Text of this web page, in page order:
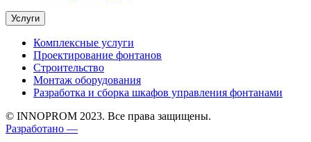
Услуги
Комплексные услуги
Проектирование фонтанов
Строительство
Монтаж оборудования
Разработка и сборка шкафов управления фонтанами
© INNOPROM 2023. Все права защищены.
Разработано —